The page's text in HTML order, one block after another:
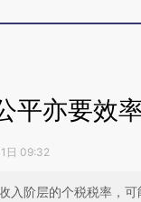
平亦要效
日 09:32
入阶层的个税税率，